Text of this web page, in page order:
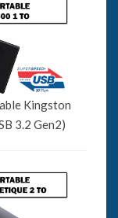
Kingston
3.2 Gen2)